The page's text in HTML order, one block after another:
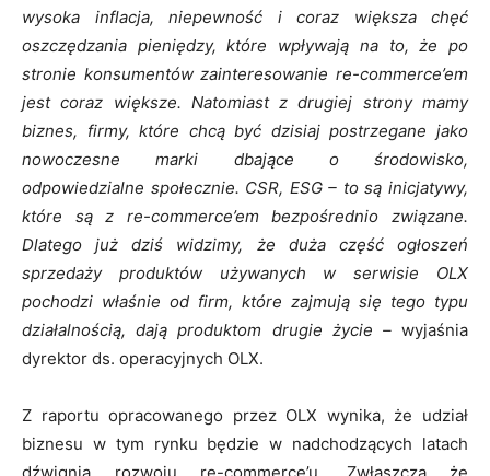
wysoka inflacja, niepewność i coraz większa chęć
oszczędzania pieniędzy, które wpływają na to, że po
stronie konsumentów zainteresowanie re-commerce’em
jest coraz większe. Natomiast z drugiej strony mamy
biznes, firmy, które chcą być dzisiaj postrzegane jako
nowoczesne marki dbające o środowisko,
odpowiedzialne społecznie. CSR, ESG – to są inicjatywy,
które są z re-commerce’em bezpośrednio związane.
Dlatego już dziś widzimy, że duża część ogłoszeń
sprzedaży produktów używanych w serwisie OLX
pochodzi właśnie od firm, które zajmują się tego typu
działalnością, dają produktom drugie życie –wyjaśnia
dyrektor ds. operacyjnych OLX.
Z raportu opracowanego przez OLX wynika, że udział
biznesu w tym rynku będzie w nadchodzących latach